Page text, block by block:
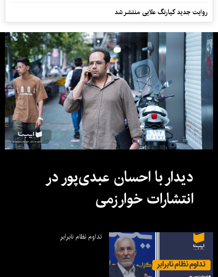
روایت جدید کیارنگ علایی منتشر شد
دیدار با احسان عبدی‌پور در
انتشارات خوارزمی
تداوم نظام نابرابر